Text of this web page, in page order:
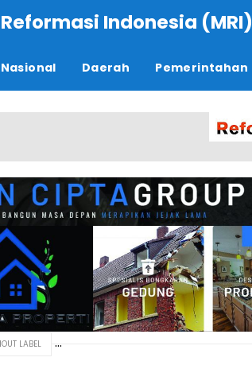
Indonesia (MRI)
Nasional Daerah Pemerintahan
LABEL